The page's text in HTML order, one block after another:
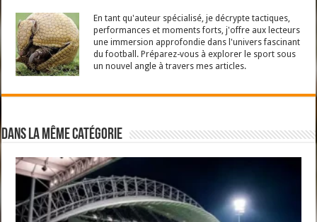
En tant qu'auteur spécialisé, je décrypte tactiques,
performances et moments forts, j'offre aux lecteurs
une immersion approfondie dans l'univers fascinant
du football. Préparez-vous à explorer le sport sous
un nouvel angle à travers mes articles.
Dans la même catégorie